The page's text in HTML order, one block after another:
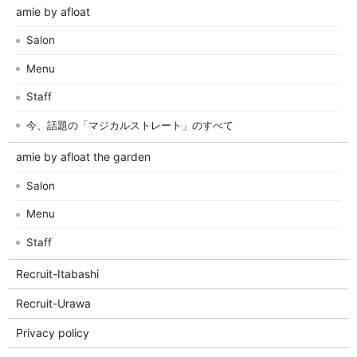
amie by afloat
Salon
Menu
Staff
今、話題の「マジカルストレート」のすべて
amie by afloat the garden
Salon
Menu
Staff
Recruit-Itabashi
Recruit-Urawa
Privacy policy